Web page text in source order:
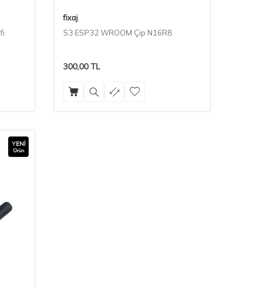
fixaj
S3 ESP32 WROOM Çip N16R8
300,00TL
YENI
Ürün